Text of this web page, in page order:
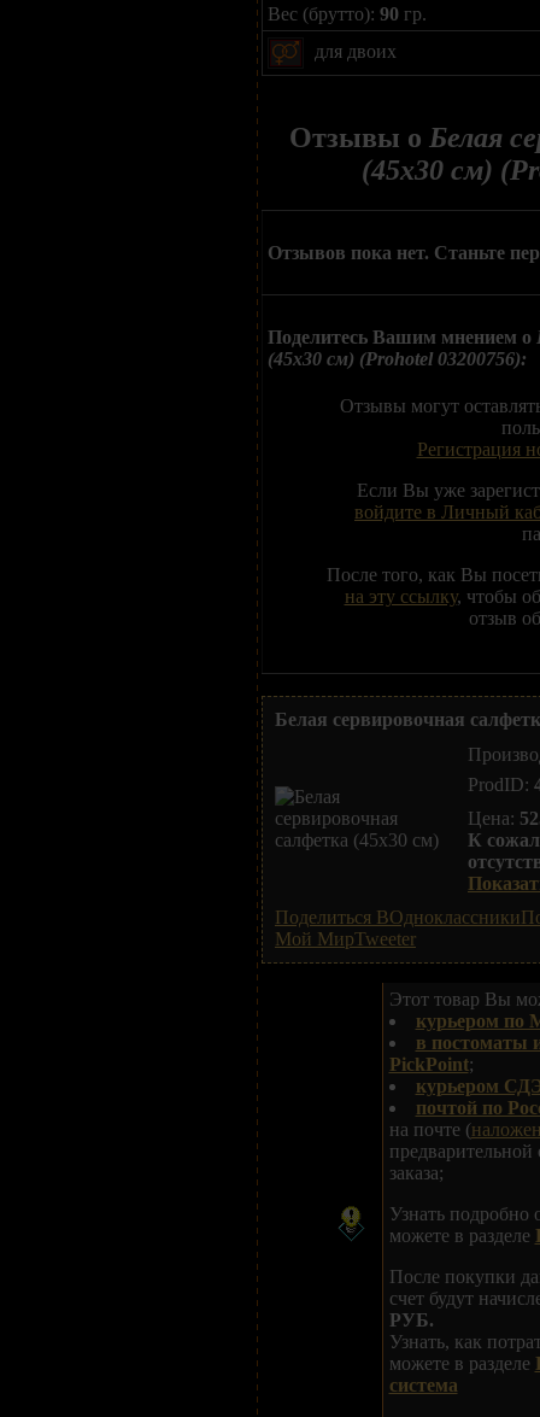
Вес (брутто): 90 гр.
для двоих
Отзывы о Белая
(45х30 см)
Отзывов пока нет. Станьте
Поделитесь Вашим мнением о
(45х30 см) (Prohotel 03200756):
Отзывы могут
Регистрация
Если Вы уже
войдите в Личный
После того, как Вы
на эту ссылку, чтобы
отзыв
Белая сервировочная
ProdID:
Цена:
К
Поделиться ВОдноклассники
Мой МирTweeter
Этот товар Вы
курьером по
в постоматы
PickPoint;
курьером
почтой по
на почте (
заказа;
Узнать подробно
можете в разделе
После покупки
счет будут
РУБ.
Узнать, как
можете в разделе
система